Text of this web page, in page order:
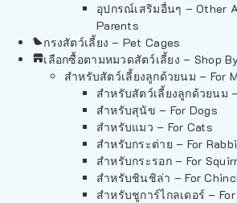
อุปกรณ์เสริมอื่นๆ – Other
Parents
กรงสัตว์เลี้ยง – Pet Cages
เลือกซื้อตามหมวดสัตว์เลี้ยง – Shop
สำหรับสัตว์เลี้ยงลูกด้วยนม – For
สำหรับสัตว์เลี้ยงลูกด้วยนม
สำหรับสุนัข – For Dogs
สำหรับแมว – For Cats
สำหรับกระต่าย – For
สำหรับกระรอก – For
สำหรับชินชิล่า – For
สำหรับชูการ์ไกลเดอร์ –